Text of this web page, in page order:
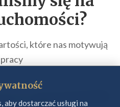
?
które nas motywują
dostarczać usługi na